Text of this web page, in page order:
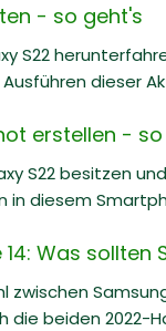
- so geht's
S22
dieser
erstellen -
S22 besitzen
in diesem
Was sollten
zwischen
die beiden 2022-